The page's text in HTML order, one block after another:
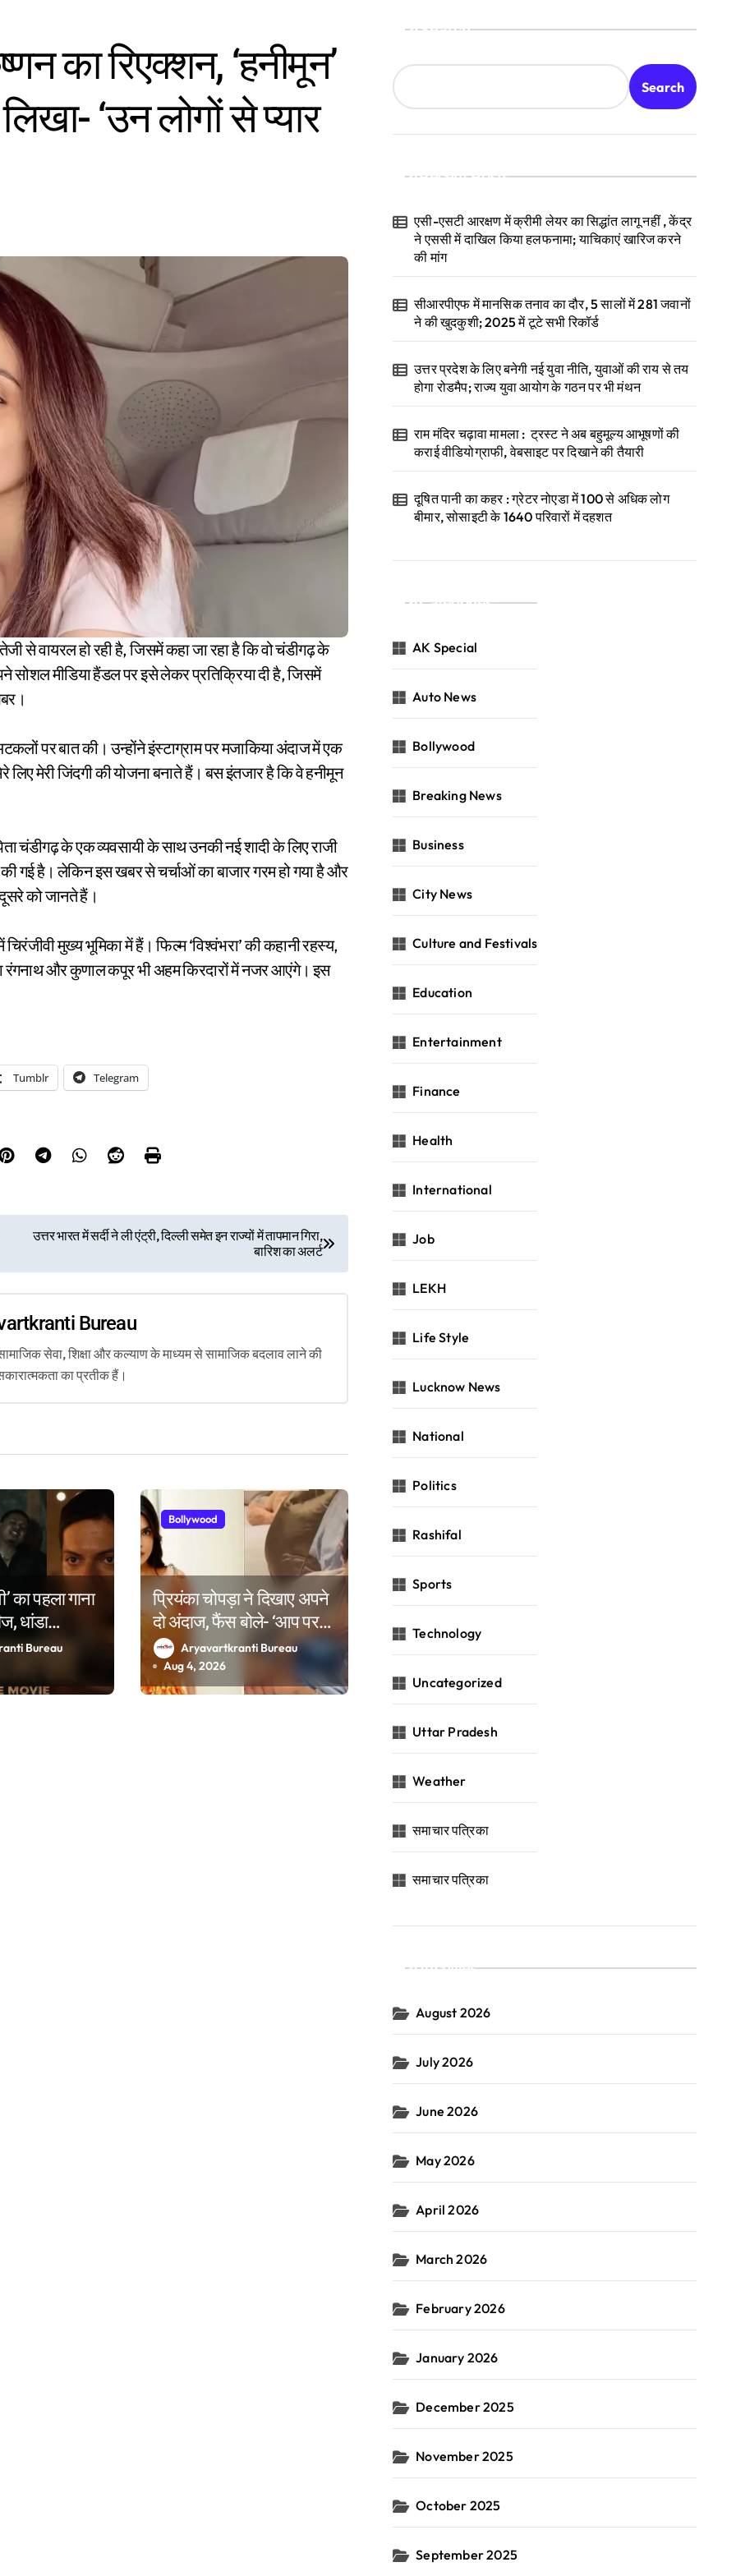
का रिएक्शन, ‘हनीमून’
‘उन लोगों से प्यार
सोशल मीडिया हैंडल पर इसे लेकर प्रतिक्रिया दी है, जिसमें
पर बात की। उन्होंने इंस्टाग्राम पर मजाकिया अंदाज में एक
मेरी जिंदगी की योजना बनाते हैं। बस इंतजार है कि वे हनीमून
चंडीगढ़ के एक व्यवसायी के साथ उनकी नई शादी के लिए राजी
गई है। लेकिन इस खबर से चर्चाओं का बाजार गरम हो गया है और
को जानते हैं।
मुख्य भूमिका में हैं। फिल्म ‘विश्वंभरा’ की कहानी रहस्य,
रंगनाथ और कुणाल कपूर भी अहम किरदारों में नजर आएंगे। इस
Tumblr Telegram
उत्तर भारत में सर्दी ने ली एंट्री, दिल्ली समेत इन राज्यों में तापमान गिरा,
बारिश का अलर्ट
Bureau
सामाजिक सेवा, शिक्षा और कल्याण के माध्यम से सामाजिक बदलाव लाने की
का प्रतीक हैं।
का पहला गाना
धांडा
बॉलीवुड
Bureau
Bollywood
प्रियंका चोपड़ा ने दिखाए अपने
दो अंदाज, फैंस बोले- ‘आप पर
गर्व है’Aryavartkranti Bureau
Aug 4, 2026
Search
Search
Recent Posts
एसी-एसटी आरक्षण में क्रीमी लेयर का सिद्धांत लागू नहीं , केंद्र
ने एससी में दाखिल किया हलफनामा; याचिकाएं खारिज करने
की मांग
सीआरपीएफ में मानसिक तनाव का दौर, 5 सालों में 281 जवानों
ने की खुदकुशी; 2025 में टूटे सभी रिकॉर्ड
उत्तर प्रदेश के लिए बनेगी नई युवा नीति, युवाओं की राय से तय
होगा रोडमैप; राज्य युवा आयोग के गठन पर भी मंथन
राम मंदिर चढ़ावा मामला : ट्रस्ट ने अब बहुमूल्य आभूषणों की
कराई वीडियोग्राफी, वेबसाइट पर दिखाने की तैयारी
दूषित पानी का कहर : ग्रेटर नोएडा में 100 से अधिक लोग
बीमार, सोसाइटी के 1640 परिवारों में दहशत
Categories
AK Special
Auto News
Bollywood
Breaking News
Business
City News
Culture and Festivals
Education
Entertainment
Finance
Health
International
Job
LEKH
Life Style
Lucknow News
National
Politics
Rashifal
Sports
Technology
Uncategorized
Uttar Pradesh
Weather
समाचार पत्रिका
समाचार पत्रिका
Archives
August 2026
July 2026
June 2026
May 2026
April 2026
March 2026
February 2026
January 2026
December 2025
November 2025
October 2025
September 2025